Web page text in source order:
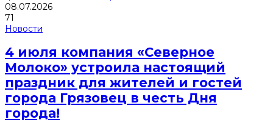
08.07.2026
71
Новости
4 июля компания «Северное
Молоко» устроила настоящий
праздник для жителей и гостей
города Грязовец в честь Дня
города!